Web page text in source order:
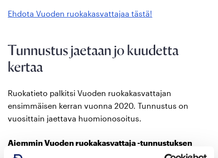
Ehdota Vuoden ruokakasvattajaa tästä!
Tunnustus jaetaan jo kuudetta
kertaa
Ruokatieto palkitsi Vuoden ruokakasvattajan
ensimmäisen kerran vuonna 2020. Tunnustus on
vuosittain jaettava huomionosoitus.
Aiemmin Vuoden ruokakasvattaja -tunnustuksen
saaneet: